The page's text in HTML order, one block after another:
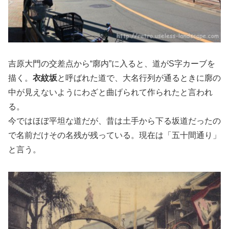
吉原大門の交差点から“廓内”に入ると、道がS字カーブを
描く。 衣紋坂と呼ばれた道で、大名行列が通るときに廓の
中が見えないようにわざと曲げられて作られたと言われ
る。
今ではほぼ平坦な道だが、昔は土手から下る坂道だったの
で名前だけその名残が残っている。現在は「五十間通り」
と言う。